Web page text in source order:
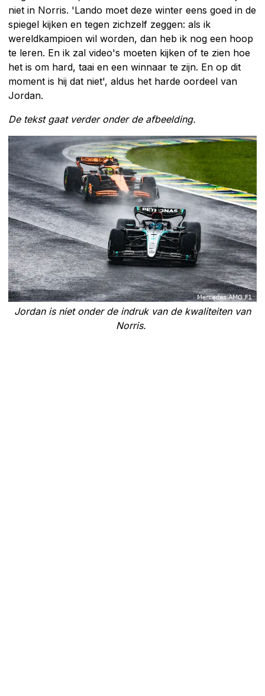
niet in Norris. 'Lando moet deze winter eens goed in de
spiegel kijken en tegen zichzelf zeggen: als ik
wereldkampioen wil worden, dan heb ik nog een hoop
te leren. En ik zal video's moeten kijken of te zien hoe
het is om hard, taai en een winnaar te zijn. En op dit
moment is hij dat niet', aldus het harde oordeel van
Jordan.
De tekst gaat verder onder de afbeelding.
Jordan is niet onder de indruk van de kwaliteiten van
Norris.